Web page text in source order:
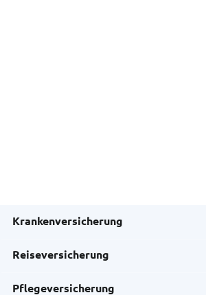
Krankenversicherung
Reiseversicherung
Pflegeversicherung